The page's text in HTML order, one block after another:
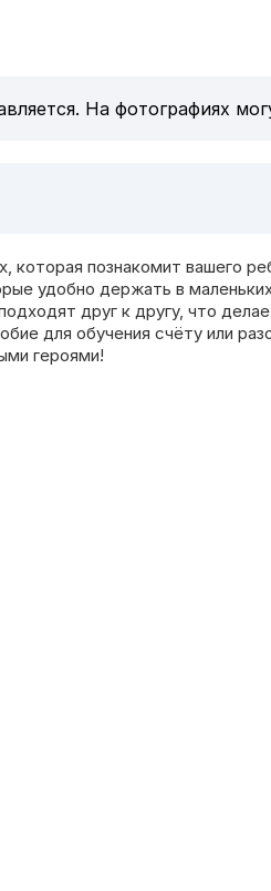
На фотографиях
познакомит вашего
удобно держать в
друг к другу, что
для обучения счёту или
героями!